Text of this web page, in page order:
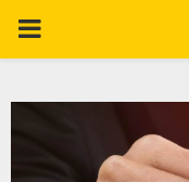
PRIMARY